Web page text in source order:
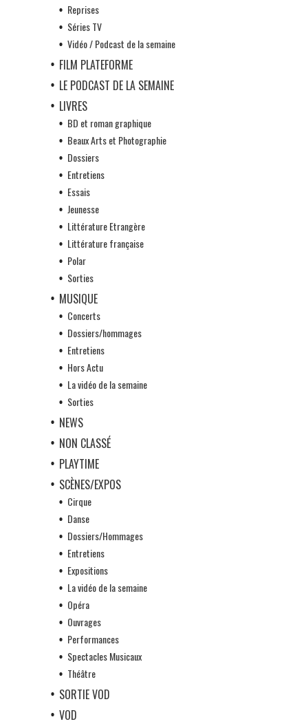
Reprises
Séries TV
Vidéo / Podcast de la semaine
FILM PLATEFORME
LE PODCAST DE LA SEMAINE
LIVRES
BD et roman graphique
Beaux Arts et Photographie
Dossiers
Entretiens
Essais
Jeunesse
Littérature Etrangère
Littérature française
Polar
Sorties
MUSIQUE
Concerts
Dossiers/hommages
Entretiens
Hors Actu
La vidéo de la semaine
Sorties
NEWS
NON CLASSÉ
PLAYTIME
SCÈNES/EXPOS
Cirque
Danse
Dossiers/Hommages
Entretiens
Expositions
La vidéo de la semaine
Opéra
Ouvrages
Performances
Spectacles Musicaux
Théâtre
SORTIE VOD
VOD